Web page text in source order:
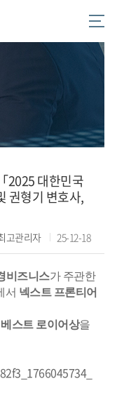
2025 대한민국
권형기 변호사,
고관리자 25-12-18
비즈니스가 주관한
서 넥스트 프론티어
스트 로이어상을